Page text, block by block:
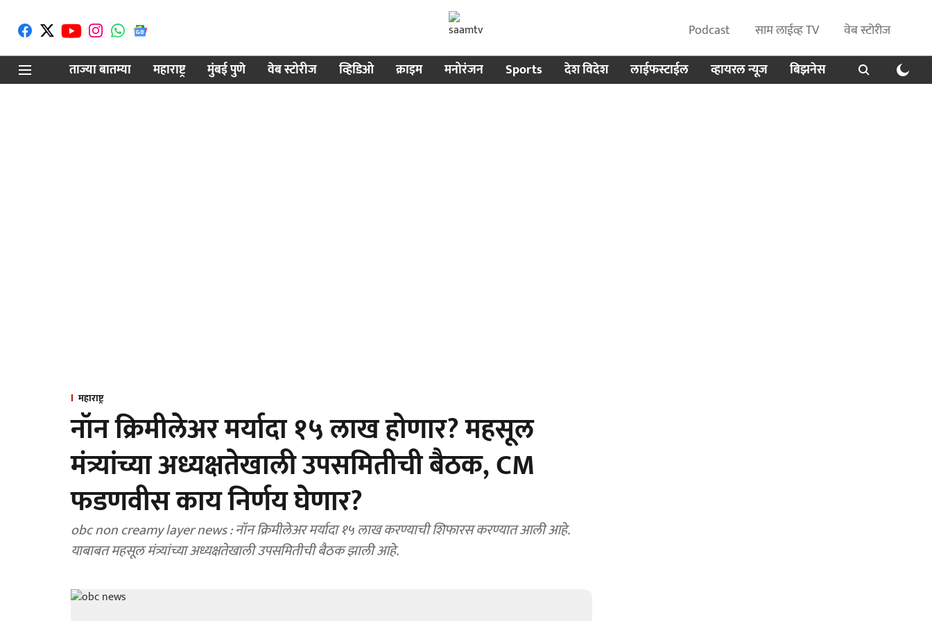
Podcast साम लाईव्ह TV
वेब स्टोरीज
ताज्या बातम्या
महाराष्ट्र मुंबई पुणे वेब स्टोरीज व्हिडिओ क्राइम मनोरंजन Sports देश विदेश लाईफस्टाईल व्हायरल न्यूज बिझनेस
महाराष्ट्र
नॉन क्रिमीलेअर मर्यादा १५ लाख होणार? महसूल
मंत्र्यांच्या अध्यक्षतेखाली उपसमितीची बैठक, CM
फडणवीस काय निर्णय घेणार?
obc non creamy layer news : नॉन क्रिमीलेअर मर्यादा १५ लाख करण्याची शिफारस करण्यात आली आहे.
याबाबत महसूल मंत्र्यांच्या अध्यक्षतेखाली उपसमितीची बैठक झाली आहे.